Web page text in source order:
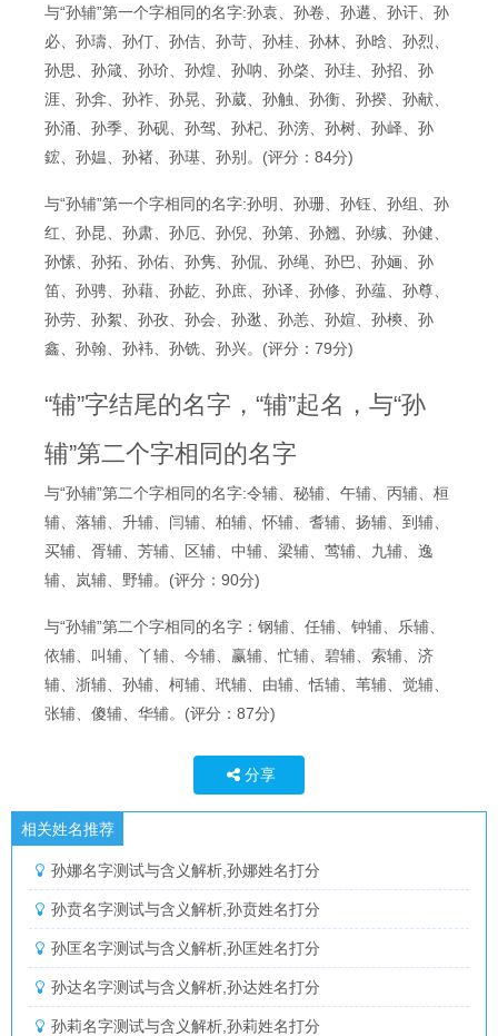
与“孙辅”第一个字相同的名字:孙袁、孙卷、孙遘、孙讦、孙
必、孙璹、孙仃、孙佶、孙苛、孙桂、孙林、孙晗、孙烈、
孙思、孙箴、孙玠、孙煌、孙呐、孙棨、孙珪、孙招、孙
涯、孙弇、孙祚、孙晃、孙葳、孙触、孙衡、孙揆、孙献、
孙涌、孙季、孙砚、孙驾、孙杞、孙滂、孙树、孙峄、孙
鋐、孙媪、孙褚、孙璂、孙别。(评分：84分)
与“孙辅”第一个字相同的名字:孙明、孙珊、孙钰、孙组、孙
红、孙昆、孙肃、孙厄、孙倪、孙第、孙翘、孙缄、孙健、
孙愫、孙拓、孙佑、孙隽、孙侃、孙绳、孙巴、孙婳、孙
笛、孙骋、孙藉、孙龁、孙庶、孙译、孙修、孙蕴、孙尊、
孙劳、孙絮、孙孜、孙会、孙逖、孙恙、孙媗、孙樉、孙
鑫、孙翰、孙袆、孙铣、孙兴。(评分：79分)
“辅”字结尾的名字，“辅”起名，与“孙
辅”第二个字相同的名字
与“孙辅”第二个字相同的名字:令辅、秘辅、午辅、丙辅、桓
辅、落辅、升辅、闫辅、柏辅、怀辅、耆辅、扬辅、到辅、
买辅、胥辅、芳辅、区辅、中辅、梁辅、莺辅、九辅、逸
辅、岚辅、野辅。(评分：90分)
与“孙辅”第二个字相同的名字：钢辅、任辅、钟辅、乐辅、
依辅、叫辅、丫辅、今辅、赢辅、忙辅、碧辅、索辅、济
辅、浙辅、孙辅、柯辅、玳辅、由辅、恬辅、苇辅、觉辅、
张辅、傻辅、华辅。(评分：87分)
分享
相关姓名推荐
孙娜名字测试与含义解析,孙娜姓名打分
孙贲名字测试与含义解析,孙贲姓名打分
孙匡名字测试与含义解析,孙匡姓名打分
孙达名字测试与含义解析,孙达姓名打分
孙莉名字测试与含义解析,孙莉姓名打分